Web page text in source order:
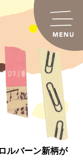
ルバーン新柄が